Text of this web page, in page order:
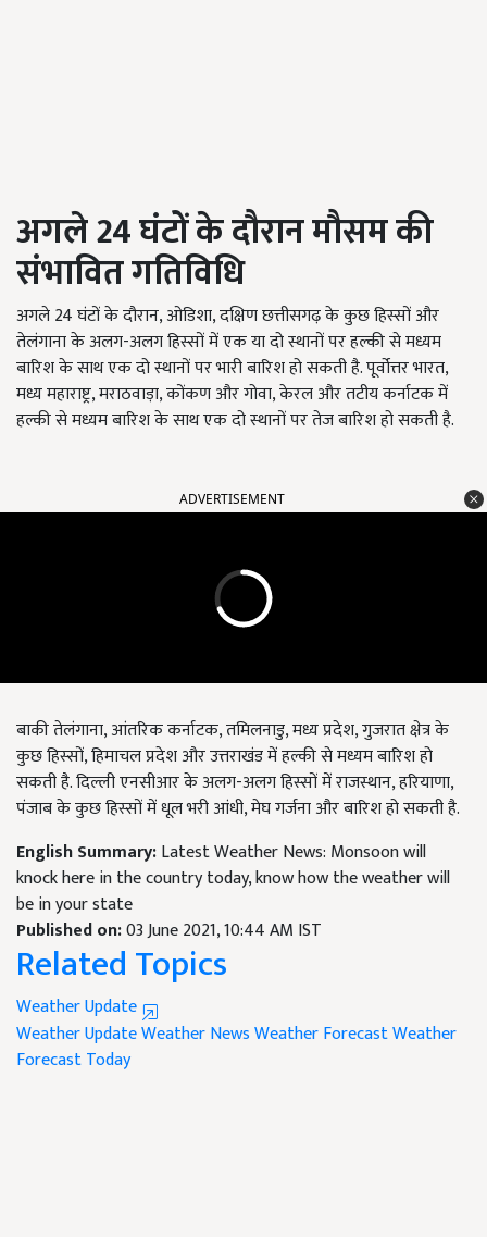
अगले 24घंटों के दौरान मौसम की
संभावित गतिविधि
अगले 24 घंटों के दौरान, ओडिशा, दक्षिण छत्तीसगढ़ के कुछ हिस्सों और
तेलंगाना के अलग-अलग हिस्सों में एक या दो स्थानों पर हल्की से मध्यम
बारिश के साथ एक दो स्थानों पर भारी बारिश हो सकती है. पूर्वोत्तर भारत,
मध्य महाराष्ट्र, मराठवाड़ा, कोंकण और गोवा, केरल और तटीय कर्नाटक में
हल्की से मध्यम बारिश के साथ एक दो स्थानों पर तेज बारिश हो सकती है.
ADVERTISEMENT
बाकी तेलंगाना, आंतरिक कर्नाटक, तमिलनाडु, मध्य प्रदेश, गुजरात क्षेत्र के
कुछ हिस्सों, हिमाचल प्रदेश और उत्तराखंड में हल्की से मध्यम बारिश हो
सकती है. दिल्ली एनसीआर के अलग-अलग हिस्सों में राजस्थान, हरियाणा,
पंजाब के कुछ हिस्सों में धूल भरी आंधी, मेघ गर्जना और बारिश हो सकती है.
English Summary:Latest Weather News: Monsoon will
knock here in the country today, know how the weather will
be in your state
Published on:03 June 2021, 10:44 AM IST
Related Topics
Weather Update
Weather UpdateWeather NewsWeather ForecastWeather
Forecast Today